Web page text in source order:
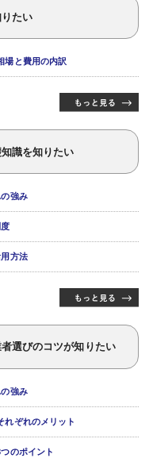
たい
場と費用の内訳
識を知りたい
強み
方法
選びのコツが知りたい
強み
れぞれのメリット
のポイント